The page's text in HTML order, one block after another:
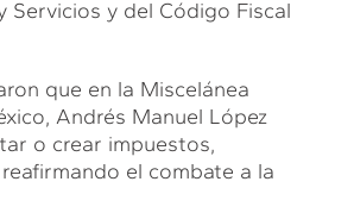
Servicios y del Código Fiscal
que en la Miscelánea
Andrés Manuel López
o crear impuestos,
el combate a la